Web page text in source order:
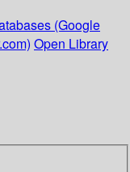
(Google
Open Library